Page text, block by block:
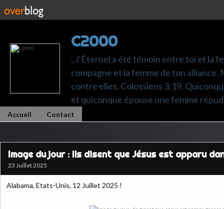
C2000
...l'Éternel a été témoin entre toi et la
compagne et la femme de ton alliance.
contre elles. Colossiens 3:19.
et quiconque épouse une femme
Accueil Contact
Image du jour : Ils disent que Jésus est apparu
23 Juillet 2025
Alabama, Etats-Unis, 12 Juillet 2025 !